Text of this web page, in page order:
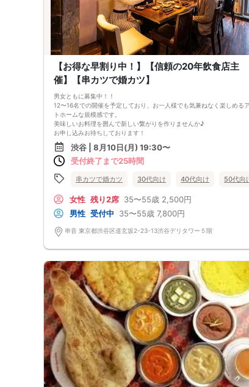
【お得な早割り中！】【信頼の20年飲食店主
催】【串カツで婚カツ】
男女ともに募集中！！
12〜16名での開催を予定しており、お一人様でも気兼ねなく楽しめる
トホームな規模感です。
美味しいお料理を囲んで新しい繋がりを作りませんか♪
お申し込みお待ちしております！
🟥2時間飲み放題
前菜、鍋料理（鶏白湯鍋、豚味噌鍋、牛チゲ鍋）、串揚げ盛り合わせ
🟥12〜18名で開催します
数回席替えをし皆さんと交流いただけます
中止判断タイミング 開始3時間前
毎週開催し続けて20年。これまでに数えきれないほどのお付き合いや、
結婚の報告をいただいてきた歴史あるイベントです。
それぞれの歩幅で参加されています。共通の目的を持った方々が集まる
イベントならではの魅力です。
🟥【キャンセルポリシー】
ご応募後のキャンセルはキャンセル料がかかります。
通常価格（定価）の100%
お振込でのお支払いをお願いします。
別日への振替は可能です
（キャンセル料はかかりませんが、先にお振込をおねがいします、そ
参加ご希望日をお知らせください。
渋谷 | 8月10日(月) 19:30〜
受付終了まで25時間
串カツで婚カツ 30代向け 40代向け 50代向
女性 残り2席 35〜55歳 2,500円
男性 受付中 35〜55歳 7,800円
串音 東京都渋谷区道玄坂2-23-13渋谷デリタワー５階